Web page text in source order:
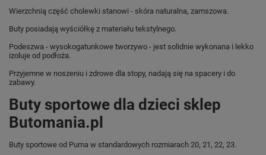
Wierzchnią część cholewki stanowi - skóra naturalna, zamszowa.
Buty posiadają wyściółkę z materiału tekstylnego.
Podeszwa - wysokogatunkowe tworzywo - jest solidnie wykonana i lekko
izoluje od podłoża.
Przyjemne w noszeniu i zdrowe dla stopy, nadają się na spacery i do
zabawy.
Buty sportowe dla dzieci sklep
Butomania.pl
Buty sportowe od Puma w standardowych rozmiarach 20, 21, 22, 23.